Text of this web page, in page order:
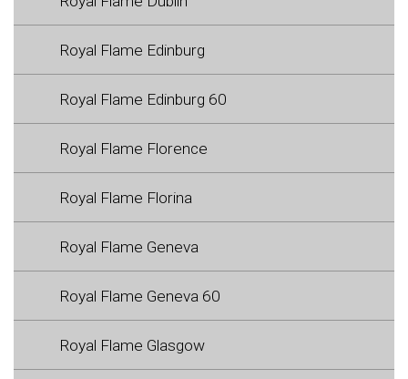
Royal Flame Edinburg
Royal Flame Edinburg 60
Royal Flame Florence
Royal Flame Florina
Royal Flame Geneva
Royal Flame Geneva 60
Royal Flame Glasgow